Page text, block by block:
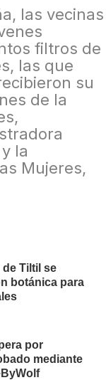
las vecinas
filtros de
las que
su
de la
la
Mujeres,
Tiltil se
botánica para
por
mediante